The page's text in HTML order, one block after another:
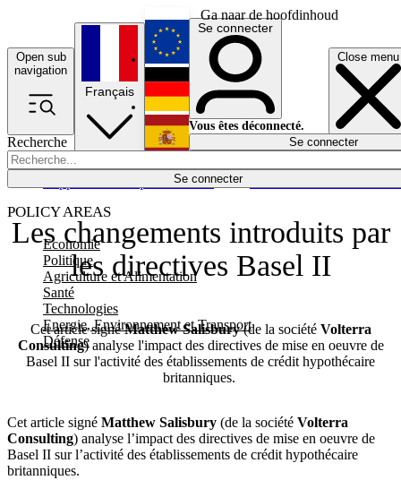
Ga naar de hoofdinhoud
Open sub
navigation
Close menu
Recherche
Se connecter
POLICY AREAS
Economie
Politique
Agriculture et Alimentation
Santé
Technologies
Energie, Environnement et Transport
Défense
Économie
Français
English
Deutsch
Español
Se connecter
Vous êtes déconnecté.
Se connecter
Les changements introduits par
les directives Basel II
Cet article signéMatthew Salisbury(de la société Volterra
Consulting) analyse l'impact des directives de mise en oeuvre de
Basel II sur l'activité des établissements de crédit hypothécaire
britanniques.
Cet article signé Matthew Salisbury (de la société Volterra
Consulting) analyse l’impact des directives de mise en oeuvre de
Basel II sur l’activité des établissements de crédit hypothécaire
britanniques.